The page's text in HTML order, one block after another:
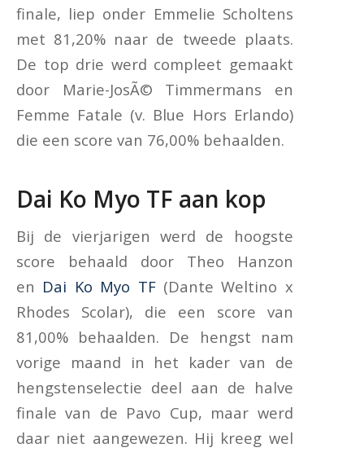
finale, liep onder Emmelie Scholtens
met 81,20% naar de tweede plaats.
De top drie werd compleet gemaakt
door Marie-JosÃ© Timmermans en
Femme Fatale (v. Blue Hors Erlando)
die een score van 76,00% behaalden.
Dai Ko Myo TF aan kop
Bij de vierjarigen werd de hoogste
score behaald door Theo Hanzon
en Dai Ko Myo TF(Dante Weltino x
Rhodes Scolar), die een score van
81,00% behaalden. De hengst nam
vorige maand in het kader van de
hengstenselectie deel aan de halve
finale van de Pavo Cup, maar werd
daar niet aangewezen. Hij kreeg wel